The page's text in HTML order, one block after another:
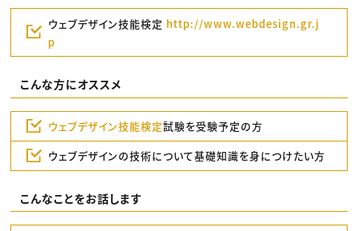
ウェブデザイン技能検定 http://www.webdesign.gr.j
p
こんな方にオススメ
ウェブデザイン技能検定試験を受験予定の方
ウェブデザインの技術について基礎知識を身につけたい方
こんなことをお話します